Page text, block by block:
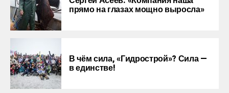
прямо на глазах мощно выросла»
В чём сила, «Гидрострой»? Сила —
в единстве!